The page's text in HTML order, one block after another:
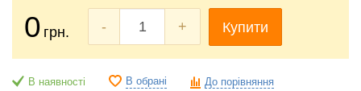
0 грн. - + Купити
В наявності В обрані До порівняння